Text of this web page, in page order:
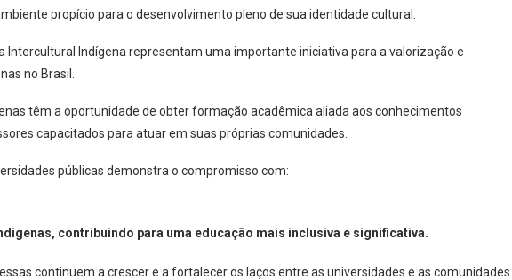
propício para o desenvolvimento pleno de sua identidade cultural.
Intercultural Indígena representam uma importante iniciativa para a valorização e
no Brasil.
têm a oportunidade de obter formação acadêmica aliada aos conhecimentos
capacitados para atuar em suas próprias comunidades.
públicas demonstra o compromisso com:
contribuindo para uma educação mais inclusiva e significativa.
continuem a crescer e a fortalecer os laços entre as universidades e as comunidades